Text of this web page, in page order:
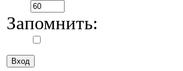
Запомнить: